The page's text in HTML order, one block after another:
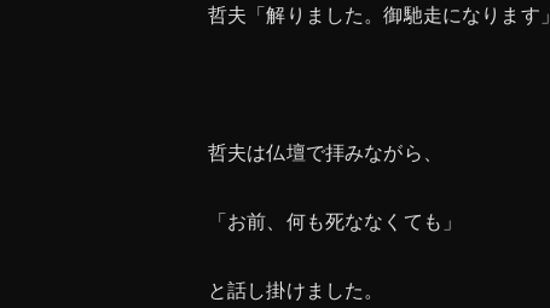
哲夫「解りました。御馳走になります」
哲夫は仏壇で拝みながら、
「お前、何も死ななくても」
と話し掛けました。